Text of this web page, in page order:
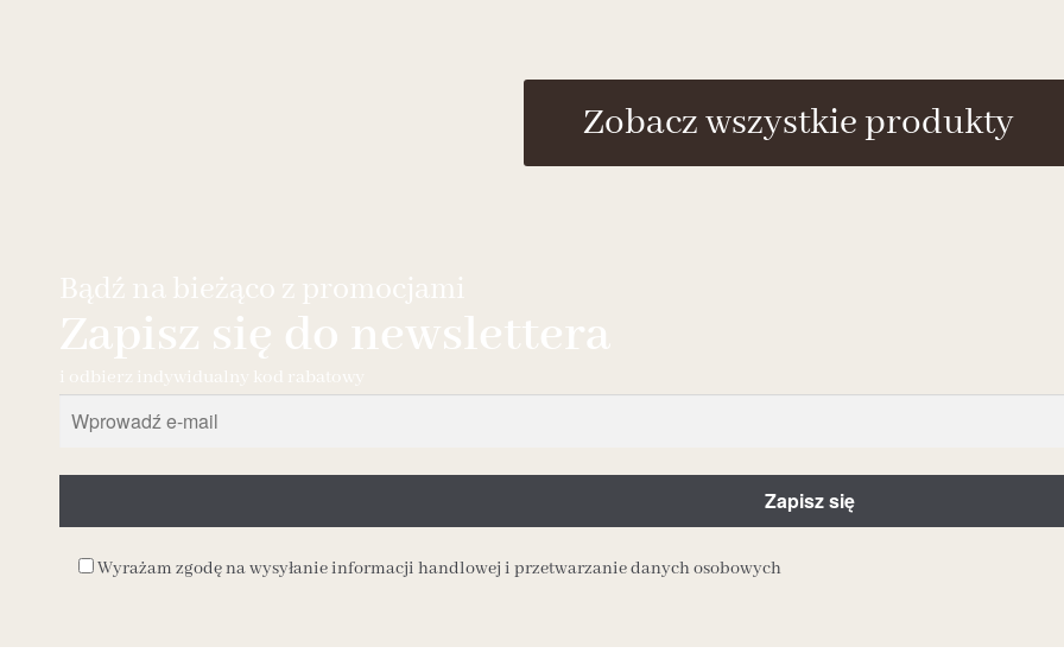
Zobacz wszystkie produkty
Bądź na bieżąco z promocjami
Zapisz się do newslettera
i odbierz indywidualny kod rabatowy
Wyrażam zgodę na wysyłanie informacji handlowej i przetwarzanie danych osobowych